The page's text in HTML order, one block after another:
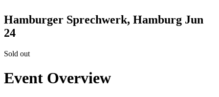
Hamburger Sprechwerk, Hamburg Jun
24
Sold out
Event Overview